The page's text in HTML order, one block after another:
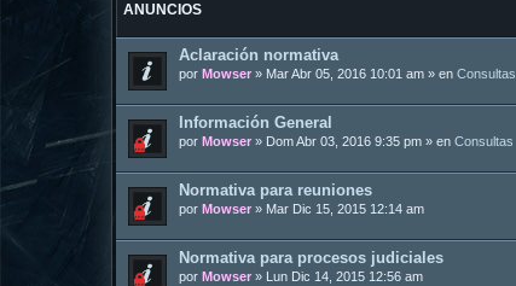
ANUNCIOS
Aclaración normativa
por Mowser » Mar Abr 05, 2016 10:01 am » en Consultas
Información General
por Mowser » Dom Abr 03, 2016 9:35 pm » en Consultas
Normativa para reuniones
por Mowser » Mar Dic 15, 2015 12:14 am
Normativa para procesos judiciales
por Mowser » Lun Dic 14, 2015 12:56 am